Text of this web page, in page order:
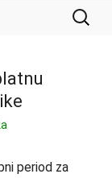
period za